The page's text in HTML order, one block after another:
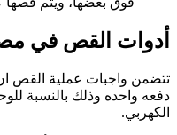
أدوات القص في
تتضمن واجبات عملية القص
دفعه واحده وذلك بالنسبة
الكهربي.